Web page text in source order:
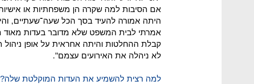
אם הסיבות למה שקרה הן משפחתיות או
היתה אמורה להעיד בסך הכל שעה־שעתיים,
אמרתי לבית המשפט שלא מדובר בעדות מאוד
קבלת ההחלטות והיתה אחראית על אופן ניהול
לא ניהלה את האירועים עצמם".
למה רצית להשמיע את העדות המוקלטת שלה?